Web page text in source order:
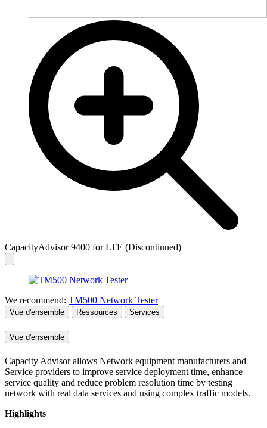
CapacityAdvisor 9400 for LTE (Discontinued)
We recommend: TM500 Network Tester
Vue d'ensemble Ressources Services
Vue d'ensemble
Capacity Advisor allows Network equipment manufacturers and
Service providers to improve service deployment time, enhance
service quality and reduce problem resolution time by testing
network with real data services and using complex traffic models.
Highlights